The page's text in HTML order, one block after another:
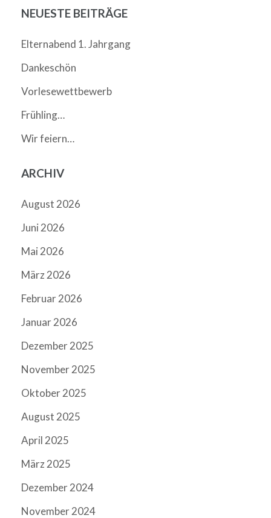
NEUESTE BEITRÄGE
Elternabend 1. Jahrgang
Dankeschön
Vorlesewettbewerb
Frühling…
Wir feiern…
ARCHIV
August 2026
Juni 2026
Mai 2026
März 2026
Februar 2026
Januar 2026
Dezember 2025
November 2025
Oktober 2025
August 2025
April 2025
März 2025
Dezember 2024
November 2024